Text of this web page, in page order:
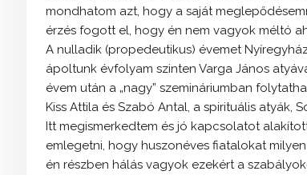
mondhatom azt, hogy a saját
érzés fogott el, hogy én nem vagyok méltó
A nulladik (propedeutikus) évemet
ápoltunk évfolyam szinten Varga János
évem után a „nagy” szemináriumban
Kiss Attila és Szabó Antal, a spirituális atyák,
Itt megismerkedtem és jó kapcsolatot
emlegetni, hogy huszonéves fiatalokat
én részben hálás vagyok ezekért a